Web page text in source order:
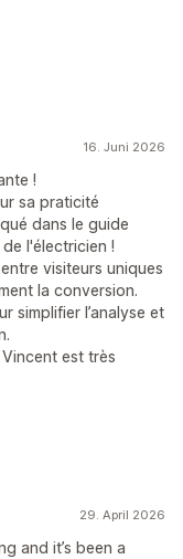
16. Juni 2026
!
sa praticité
dans le guide
l'électricien !
visiteurs uniques
la conversion.
simplifier l’analyse et
est très
29. April 2026
and it’s been a